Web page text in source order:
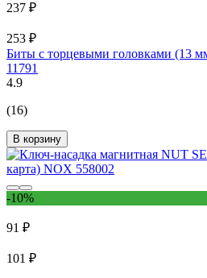
237 ₽
253 ₽
Биты с торцевыми головками (13
11791
4.9
(16)
В корзину
-10%
91 ₽
101 ₽